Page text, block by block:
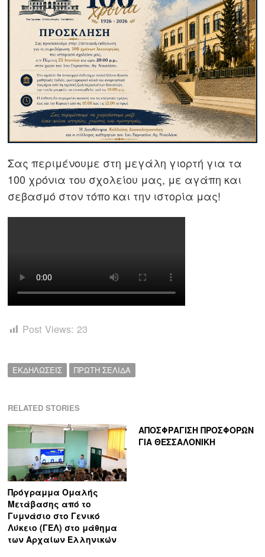
Σας περιμένουμε στη μεγάλη γιορτή για τα
100 χρόνια του σχολείου μας, με αγάπη και
σεβασμό στον τόπο και την ιστορία μας!
Post Views: 23
ΕΚΔΗΛΩΣΕΙΣ ΠΡΩΤΗ ΣΕΛΙΔΑ
RELATED STORIES
Πρόγραμμα Ομαλής
Μετάβασης από το
Γυμνάσιο στο Γενικό
Λύκειο (ΓΕΛ) στο μάθημα
των Αρχαίων Ελληνικών
ΑΠΟΣΦΡΑΓΙΣΗ ΠΡΟΣΦΟΡΩΝ
ΓΙΑ ΘΕΣΣΑΛΟΝΙΚΗ
Πλοήγηση
άρθρων